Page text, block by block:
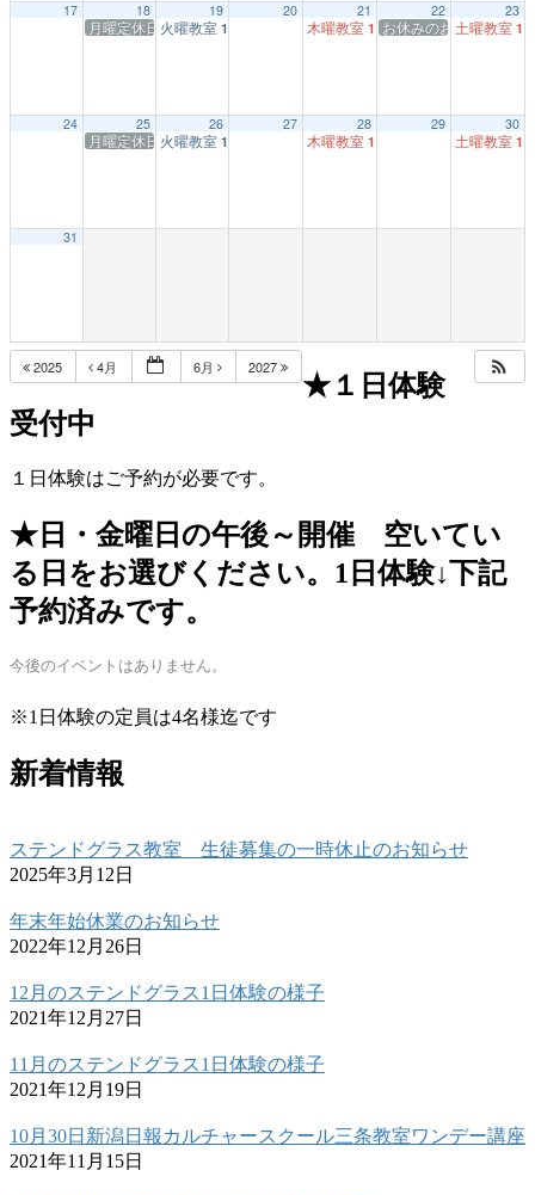
17 18
月曜定休日
19
火曜教室 1:00 PM
20 21
木曜教室 1:00 PM
22
お休みのお知らせ★毎
23
土曜教室
24 25
月曜定休日
26
火曜教室 1:00 PM
27 28
木曜教室 1:00 PM
29 30
土曜教室
31
2025 4月 6月 2027
★１日体験
受付中
１日体験はご予約が必要です。
★日・金曜日の午後～開催 空いてい
る日をお選びください。1日体験↓下記
予約済みです。
今後のイベントはありません。
※1日体験の定員は4名様迄です
新着情報
ステンドグラス教室 生徒募集の一時休止のお知らせ
2025年3月12日
年末年始休業のお知らせ
2022年12月26日
12月のステンドグラス1日体験の様子
2021年12月27日
11月のステンドグラス1日体験の様子
2021年12月19日
10月30日新潟日報カルチャースクール三条教室ワンデー講座
2021年11月15日